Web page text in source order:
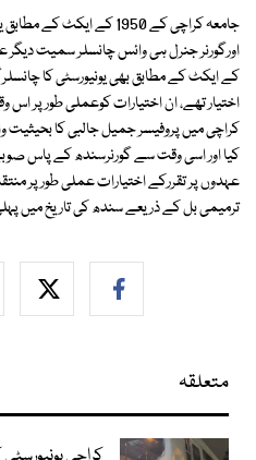
جامعہ کراچی کے 1950 کے
کے ایکٹ کے مطابق بھی یونیورسٹی کا
کراچی میں پروفیسر جمیل جالبی کا بحیثیت
کیا اور اسی وقت سے گورنرسندھ کے پاس
عہدوں پر تقررکے اختیارات عملی طور پر
ترمیمی بل کے ذریعے سندھ کی تاریخ میں
متعلقہ